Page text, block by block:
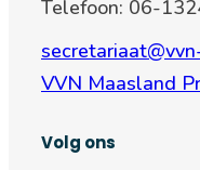
Telefoon: 06-
VVN Maasland
Volg ons